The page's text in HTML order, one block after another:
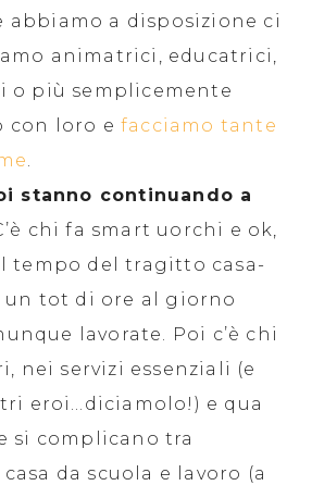
abbiamo a disposizione ci
animatrici, educatrici,
o più semplicemente
con loro efacciamo tante
.
stanno continuando a
chi fa smart uorchi e ok,
tempo del tragitto casa-
un tot di ore al giorno
lavorate. Poi c’è chi
nei servizi essenziali (e
eroi…diciamolo!) e qua
si complicano tra
da scuola e lavoro (a